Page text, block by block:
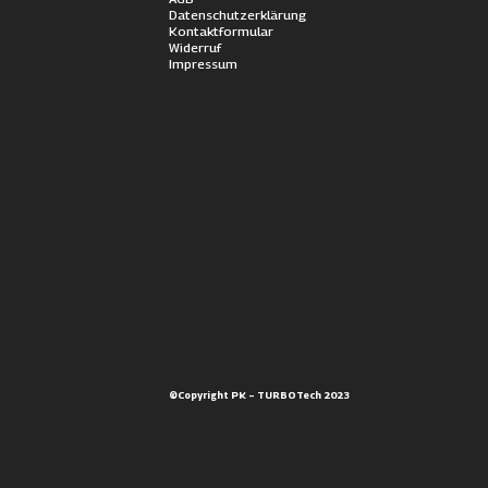
Datenschutzerklärung
Kontaktformular
Widerruf
Impressum
©Copyright PK – TURBOTech 2023